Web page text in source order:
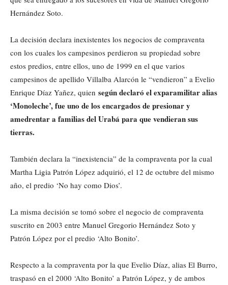
Hernández Soto.
La decisión declara inexistentes los negocios de compraventa
con los cuales los campesinos perdieron su propiedad sobre
estos predios, entre ellos, uno de 1999 en el que varios
campesinos de apellido Villalba Alarcón le “vendieron” a Evelio
Enrique Díaz Yañez, quien según declaró el exparamilitar alias
‘Monoleche’, fue uno de los encargados de presionar y
amedrentar a familias del Urabá para que vendieran sus
tierras.
También declara la “inexistencia” de la compraventa por la cual
Martha Ligia Patrón López adquirió, el 12 de octubre del mismo
año, el predio ‘No hay como Dios’.
La misma decisión se tomó sobre el negocio de compraventa
suscrito en 2003 entre Manuel Gregorio Hernández Soto y
Patrón López por el predio ‘Alto Bonito’.
Respecto a la compraventa por la que Evelio Díaz, alias El Burro,
traspasó en el 2000 ‘Alto Bonito’ a Patrón López, y de ambos